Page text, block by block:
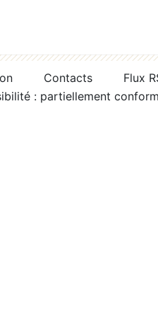
Contacts
Flux
: partiellement